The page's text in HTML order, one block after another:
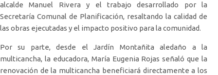
alcalde Manuel Rivera y el trabajo desarrollado por la
Secretaría Comunal de Planificación, resaltando la calidad de
las obras ejecutadas y el impacto positivo para la comunidad.
Por su parte, desde el Jardín Montañita aledaño a la
multicancha, la educadora, María Eugenia Rojas señaló que la
renovación de la multicancha beneficiará directamente a los